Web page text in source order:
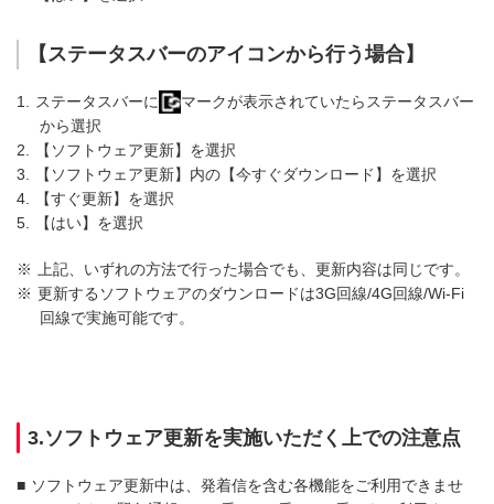
【ステータスバーのアイコンから行う場合】
1. ステータスバーに
マークが表示されていたらステータスバー
から選択
2.
【ソフトウェア更新】を選択
3.
【ソフトウェア更新】内の【今すぐダウンロード】を選択
4.
【すぐ更新】を選択
5.
【はい】を選択
※
上記、いずれの方法で行った場合でも、更新内容は同じです。
※ 更新するソフトウェアのダウンロードは3G回線/4G回線/Wi-Fi
回線で実施可能です。
3.ソフトウェア更新を実施いただく上での注意点
■ ソフトウェア更新中は、発着信を含む各機能をご利用できませ